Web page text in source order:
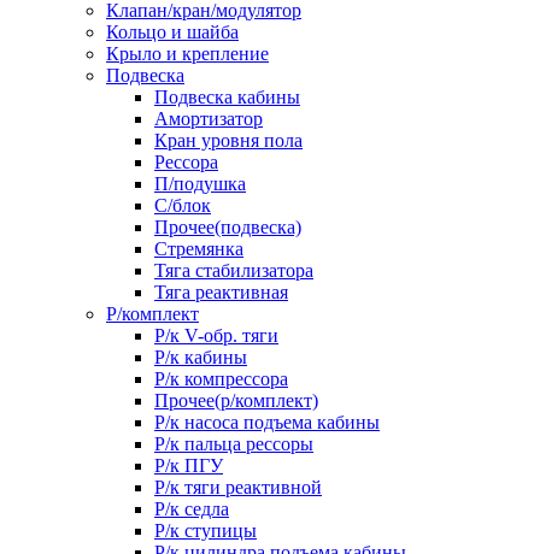
Клапан/кран/модулятор
Кольцо и шайба
Крыло и крепление
Подвеска
Подвеска кабины
Амортизатор
Кран уровня пола
Рессора
П/подушка
С/блок
Прочее(подвеска)
Стремянка
Тяга стабилизатора
Тяга реактивная
Р/комплект
Р/к V-обр. тяги
Р/к кабины
Р/к компрессора
Прочее(р/комплект)
Р/к насоса подъема кабины
Р/к пальца рессоры
Р/к ПГУ
Р/к тяги реактивной
Р/к седла
Р/к ступицы